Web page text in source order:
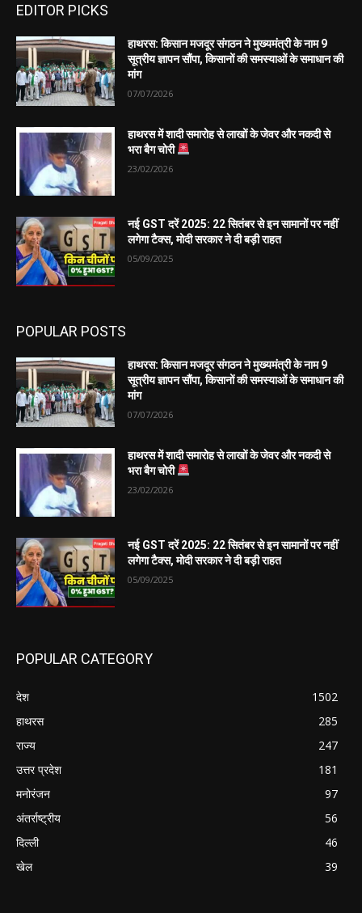
EDITOR PICKS
हाथरस: किसान मजदूर संगठन ने मुख्यमंत्री के नाम 9
सूत्रीय ज्ञापन सौंपा, किसानों की समस्याओं के समाधान की
मांग
07/07/2026
हाथरस में शादी समारोह से लाखों के जेवर और नकदी से
भरा बैग चोरी
23/02/2026
नई GST दरें 2025: 22 सितंबर से इन सामानों पर नहीं
लगेगा टैक्स, मोदी सरकार ने दी बड़ी राहत
05/09/2025
POPULAR POSTS
हाथरस: किसान मजदूर संगठन ने मुख्यमंत्री के नाम 9
सूत्रीय ज्ञापन सौंपा, किसानों की समस्याओं के समाधान की
मांग
07/07/2026
हाथरस में शादी समारोह से लाखों के जेवर और नकदी से
भरा बैग चोरी
23/02/2026
नई GST दरें 2025: 22 सितंबर से इन सामानों पर नहीं
लगेगा टैक्स, मोदी सरकार ने दी बड़ी राहत
05/09/2025
POPULAR CATEGORY
देश
1502
हाथरस
285
राज्य
247
उत्तर प्रदेश
181
मनोरंजन
97
अंतर्राष्ट्रीय
56
दिल्ली
46
खेल
39